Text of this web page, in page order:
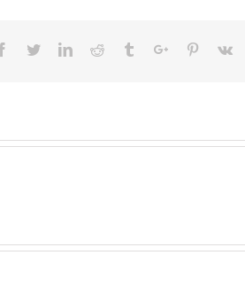
Facebook
TwitterLinkedinReddit TumblrGoogle+Pinterest
Vk